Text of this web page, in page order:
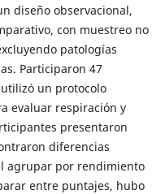
diseño observacional,
con muestreo no
patologías
Participaron 47
un protocolo
evaluar respiración y
presentaron
diferencias
agrupar por rendimiento
entre puntajes, hubo